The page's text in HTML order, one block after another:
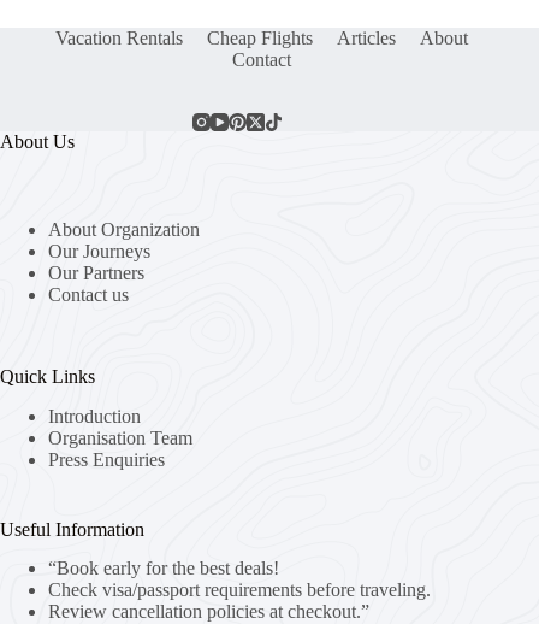
Vacation Rentals Cheap Flights Articles
About
Contact
About Us
About Organization
Our Journeys
Our Partners
Contact us
Quick Links
Introduction
Organisation Team
Press Enquiries
Useful Information
“Book early for the best deals!
Check visa/passport requirements before traveling.
Review cancellation policies at checkout.”